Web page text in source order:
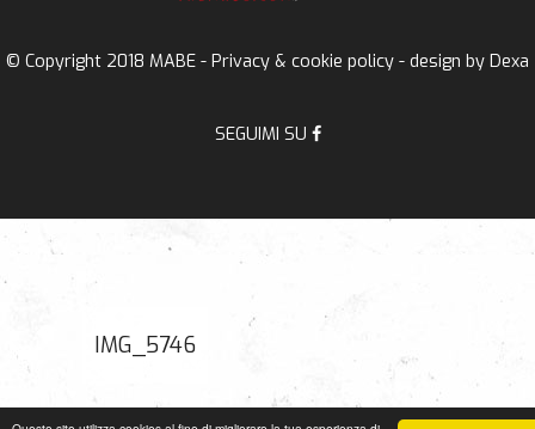
IMG_5746
© Copyright 2018 MABE - Privacy & cookie policy - design by Dexa
SEGUIMI SU